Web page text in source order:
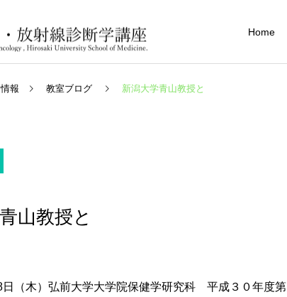
Home
報 教室ブログ 新潟大学青山教授と
山教授と
日（木）弘前大学大学院保健学研究科 平成３０年度